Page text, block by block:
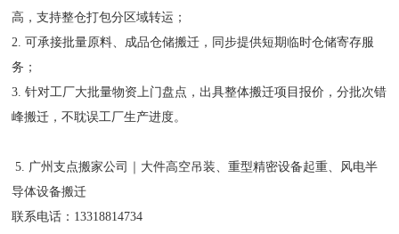
高，支持整仓打包分区域转运；
2. 可承接批量原料、成品仓储搬迁，同步提供短期临时仓储寄存服
务；
3. 针对工厂大批量物资上门盘点，出具整体搬迁项目报价，分批次错
峰搬迁，不耽误工厂生产进度。
5. 广州支点搬家公司｜大件高空吊装、重型精密设备起重、风电半
导体设备搬迁
联系电话：13318814734